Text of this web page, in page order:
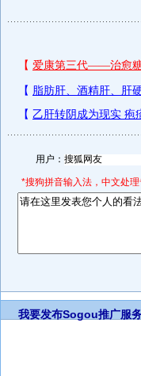
用户：
*搜狗拼音输入法，中文处
我要发布Sogou推广服